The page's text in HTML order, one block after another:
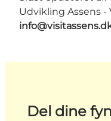
Udvikling Assens -
Del dine